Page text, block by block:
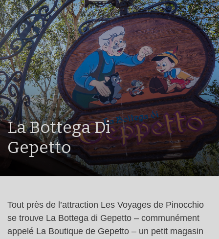
La Bottega Di
Gepetto
Tout près de l’attraction Les Voyages de Pinocchio
se trouve La Bottega di Gepetto – communément
appelé La Boutique de Gepetto – un petit magasin